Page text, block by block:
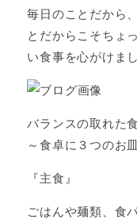
毎日のことだから
とだからこそちょ
い食事を心がけま
バランスの取れた
～食卓に３つのお
『主食』
ごはんや麺類、食